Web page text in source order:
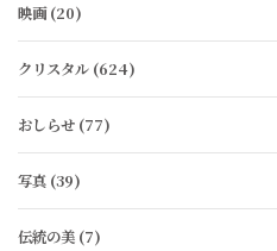
映画(20)
クリスタル (624)
おしらせ (77)
写真 (39)
伝統の美 (7)